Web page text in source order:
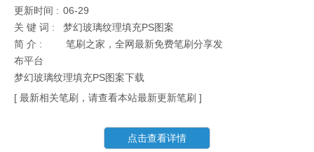
更新时间 : 06-29
关 键 词 :
梦幻玻璃纹理填充PS图案
简 介 :
笔刷之家，全网最新免费笔刷分享发
布平台
梦幻玻璃纹理填充PS图案下载
[ 最新相关笔刷，请查看本站最新更新笔刷 ]
点击查看详情